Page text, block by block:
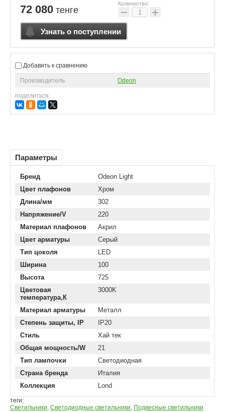
72 080 тенге
Количество:
− +
Узнать о поступлении
Добавить к сравнению
Производитель Odeon
поделиться
Параметры
Бренд
Odeon Light
Цвет плафонов
Хром
Длина/мм
302
Напряжение/V
220
Материал плафонов
Акрил
Цвет арматуры
Серый
Тип цоколя
LED
Ширина
100
Высота
725
Цветовая
температура,К
3000K
Материал арматуры
Металл
Степень защиты, IP
IP20
Стиль
Хай тек
Общая мощность/W
21
Тип лампочки
Светодиодная
Страна бренда
Италия
Коллекция
Lond
теги:
Светильники, Светодиодные светильники, Подвесные светильники